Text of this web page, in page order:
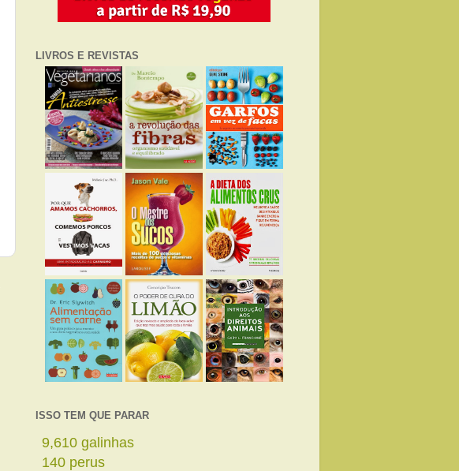
LIVROS E REVISTAS
ISSO TEM QUE PARAR
11,642 galinhas
169 perus